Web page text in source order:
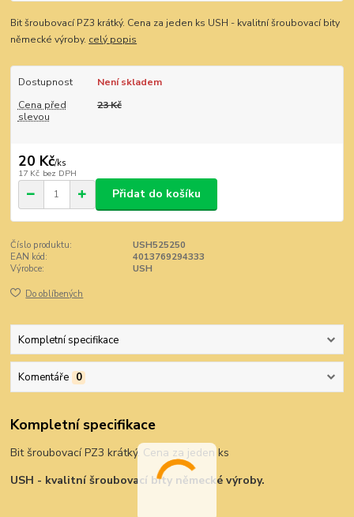
Bit šroubovací PZ3 krátký. Cena za jeden ks USH - kvalitní šroubovací bity
německé výroby. celý popis
Dostupnost
Není skladem
Cena před
slevou
23 Kč
20 Kč/ks
17 Kč bez DPH
Přidat do košíku
Číslo produktu:
USH525250
EAN kód:
4013769294333
Výrobce:
USH
Do oblíbených
Kompletní specifikace
Komentáře 0
Kompletní specifikace
Bit šroubovací PZ3 krátký. Cena za jeden ks
USH - kvalitní šroubovací bity německé výroby.